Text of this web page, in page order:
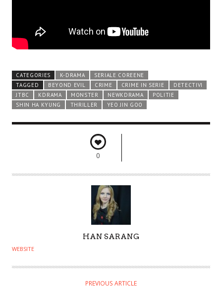
CATEGORIES K-DRAMA
SERIALE COREENE
TAGGED
BEYOND EVIL CRIME CRIME IN SERIE
DETECTIVI
JTBC
KDRAMA MONSTER NEWKDRAMA
POLITIE
SHIN HA KYUNG
THRILLER YEO JIN GOO
0
U
H
HAN SARANG
WEBSITE
PREVIOUS ARTICLE